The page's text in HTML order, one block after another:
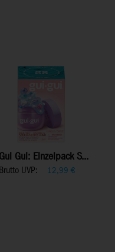
Gui Gui: Einzelpack S...
Brutto UVP: 12,99 €